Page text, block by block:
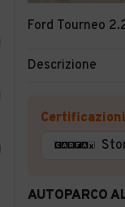
Ford Tourneo
Descrizione
AUTOPARCO